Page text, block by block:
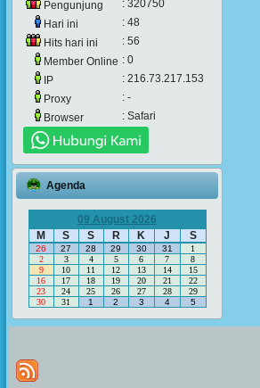
Pengunjung
: 320750
Hari ini
: 48
Hits hari ini
: 56
Member Online : 0
IP
: 216.73.217.153
Proxy
: -
Browser
: Safari
Agenda
09 August 2026
M
S S R K J S
26 27 28 29 30 31
1
2
3 4 5 6 7
8
9
10 11 12 13 14
15
16
17 18 19 20 21
22
23
24 25 26 27 28
29
30
31 1 2 3 4 5